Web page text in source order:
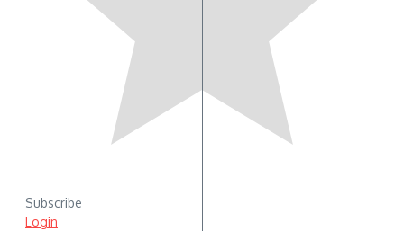
Subscribe
Login